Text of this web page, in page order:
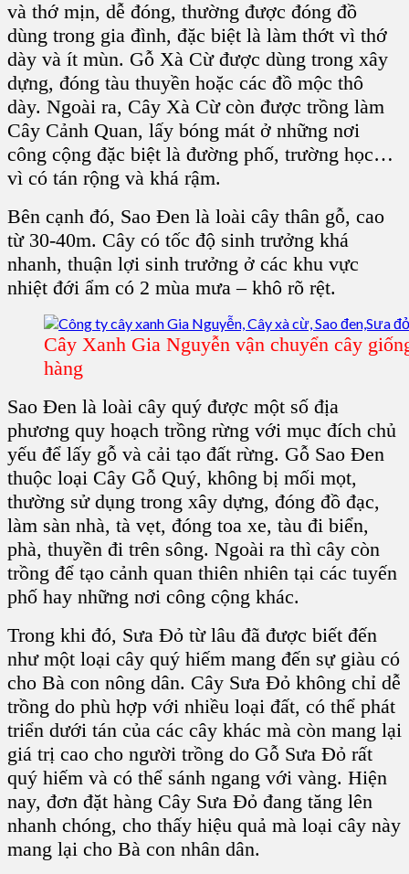
và thớ mịn, dễ đóng, thường được đóng đồ
dùng trong gia đình, đặc biệt là làm thớt vì thớ
dày và ít mùn. Gỗ Xà Cừđược dùng trong xây
dựng, đóng tàu thuyền hoặc các đồ mộc thô
dày. Ngoài ra, Cây Xà Cừcòn được trồng làm
Cây Cảnh Quan, lấy bóng mát ở những nơi
công cộng đặc biệt là đường phố, trường học…
vì có tán rộng và khá rậm.
Bên cạnh đó, Sao Đen là loài cây thân gỗ, cao
từ 30-40m. Cây có tốc độ sinh trưởng khá
nhanh, thuận lợi sinh trưởng ở các khu vực
nhiệt đới ẩm có 2 mùa mưa – khô rõ rệt.
Cây Xanh Gia Nguyễn vận chuyển cây
hàng
Sao Đen là loài cây quý được một số địa
phương quy hoạch trồng rừng với mục đích chủ
yếu để lấy gỗ và cải tạo đất rừng. Gỗ Sao Đen
thuộc loại Cây Gỗ Quý, không bị mối mọt,
thường sử dụng trong xây dựng, đóng đồ đạc,
làm sàn nhà, tà vẹt, đóng toa xe, tàu đi biển,
phà, thuyền đi trên sông. Ngoài ra thì cây còn
trồng để tạo cảnh quan thiên nhiên tại các tuyến
phố hay những nơi công cộng khác.
Trong khi đó, Sưa Đỏ từ lâu đã được biết đến
như một loại cây quý hiếm mang đến sự giàu có
cho Bà con nông dân. Cây Sưa Đỏ không chỉ dễ
trồng do phù hợp với nhiều loại đất, có thể phát
triển dưới tán của các cây khác mà còn mang lại
giá trị cao cho người trồng do Gỗ Sưa Đỏ rất
quý hiếm và có thể sánh ngang với vàng. Hiện
nay, đơn đặt hàng Cây Sưa Đỏ đang tăng lên
nhanh chóng, cho thấy hiệu quả mà loại cây này
mang lại cho Bà con nhân dân.